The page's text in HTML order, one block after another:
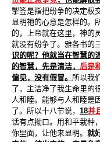
掣签是指把纷争的决定权
显明祂的心意是怎样的。
的，上帝就在这里，神的
就没有纷争了。雅各书的
识的呢？他就当在智慧的
的智慧，先是清洁， 后是
偏见，没有假冒。 所以我
了，主洁净了我生命里的
人和睦。能够与人和睦是
了。所以十八节说， 18并
话有点拗口。用和平栽种
你里面，让他来显明。 就